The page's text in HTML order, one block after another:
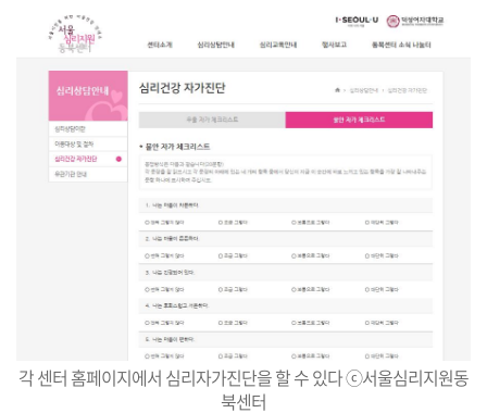
각 센터 홈페이지에서 심리자가진단을 할 수 있다 ⓒ서울심리지원동
북센터